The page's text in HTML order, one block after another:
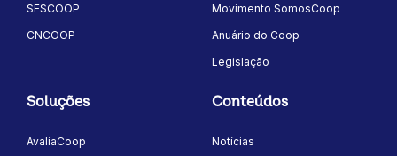
SESCOOP
CNCOOP
Movimento SomosCoop
Anuário do Coop
Legislação
Soluções
AvaliaCoop
Conteúdos
Notícias